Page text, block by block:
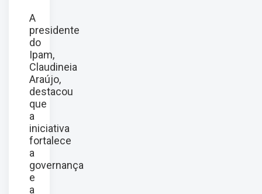
A
presidente
do
Ipam,
Claudineia
Araújo,
destacou
que
a
iniciativa
fortalece
a
governança
e
a